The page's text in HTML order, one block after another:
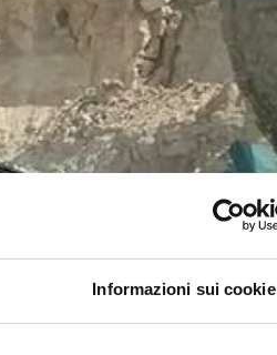
Informazioni sui cookie